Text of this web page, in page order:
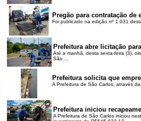
Pregão para contratação de
Foi publicado na edição nº 1.031
Prefeitura abre licitação
Até a manhã, desta sexta-feira (3),
São ...
Prefeitura solicita que
A Prefeitura de São Carlos, através
Prefeitura iniciou
A Prefeitura de São Carlos iniciou